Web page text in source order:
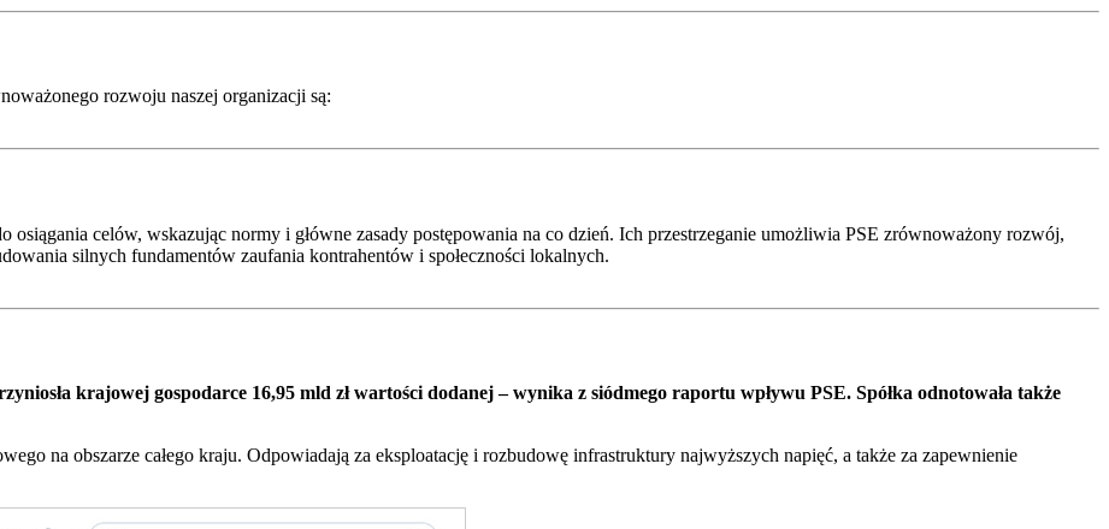
rozwoju naszej organizacji są:
celów, wskazując normy i główne zasady postępowania na co dzień. Ich przestrzeganie umożliwia PSE zrównoważony rozwój,
silnych fundamentów zaufania kontrahentów i społeczności lokalnych.
krajowej gospodarce 16,95 mld zł wartości dodanej – wynika z siódmego raportu wpływu PSE. Spółka odnotowała także
na obszarze całego kraju. Odpowiadają za eksploatację i rozbudowę infrastruktury najwyższych napięć, a także za zapewnienie